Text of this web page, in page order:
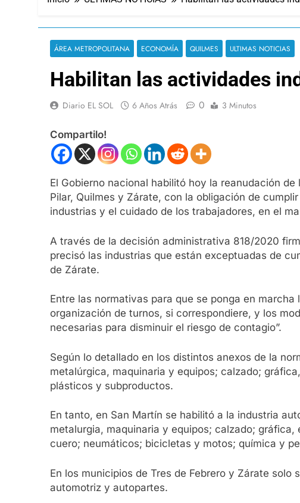
ÁREA METROPOLITANA ECONOMÍA QUILMES ULTIMAS NOTICIAS
Habilitan las actividades
Diario EL SOL 6 Años Atrás 0 3 Minutos
Compartilo!
El Gobierno nacional habilitó hoy la reanudación
Pilar, Quilmes y Zárate, con la obligación de
industrias y el cuidado de los trabajadores, en el
A través de la decisión administrativa 818/2020
precisó las industrias que están exceptuadas de
de Zárate.
Entre las normativas para que se ponga en
organización de turnos, si correspondiere, y los
necesarias para disminuir el riesgo de contagio”.
Según lo detallado en los distintos anexos de la
metalúrgica, maquinaria y equipos; calzado;
plásticos y subproductos.
En tanto, en San Martín se habilitó a la industria
metalurgia, maquinaria y equipos; calzado;
cuero; neumáticos; bicicletas y motos; química y
En los municipios de Tres de Febrero y Zárate
automotriz y autopartes.